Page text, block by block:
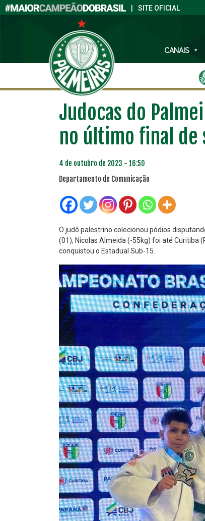
SITE OFICIAL
CANAIS
Judocas do
no último final de
4 de outubro de 2023 - 16:50
Departamento de Comunicação
O judô palestrino colecionou pódios
(01), Nicolas Almeida (-55kg) foi até Curitiba
conquistou o Estadual Sub-15.
PLANO PRATA
46